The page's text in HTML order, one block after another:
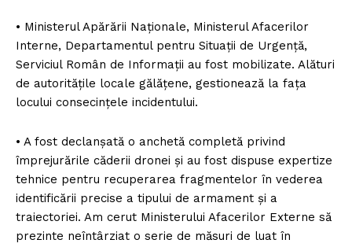
• Ministerul Apărării Naționale, Ministerul Afacerilor
Interne, Departamentul pentru Situații de Urgență,
Serviciul Român de Informații au fost mobilizate. Alături
de autoritățile locale gălățene, gestionează la fața
locului consecințele incidentului.
• A fost declanșată o anchetă completă privind
împrejurările căderii dronei și au fost dispuse expertize
tehnice pentru recuperarea fragmentelor în vederea
identificării precise a tipului de armament și a
traiectoriei. Am cerut Ministerului Afacerilor Externe să
prezinte neîntârziat o serie de măsuri de luat în